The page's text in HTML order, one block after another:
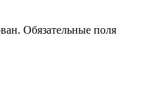
Обязательные поля